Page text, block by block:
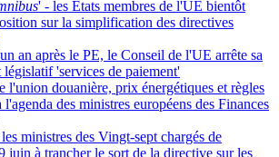
' - les États membres de l'UE bientôt
sur la simplification des directives
an après le PE, le Conseil de l'UE arrête sa
'services de paiement'
l'union douanière, prix énergétiques et règles
des ministres européens des Finances
les ministres des Vingt-sept chargés de
juin à trancher le sort de la directive sur les